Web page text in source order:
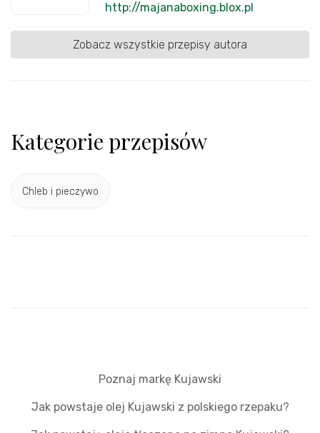
http://majanaboxing.blox.pl
Zobacz wszystkie przepisy autora
Kategorie przepisów
Chleb i pieczywo
Poznaj markę Kujawski
Jak powstaje olej Kujawski z polskiego rzepaku?